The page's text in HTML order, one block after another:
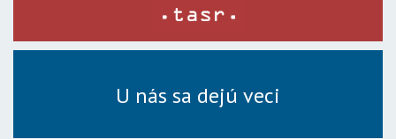
U nás sa dejú veci